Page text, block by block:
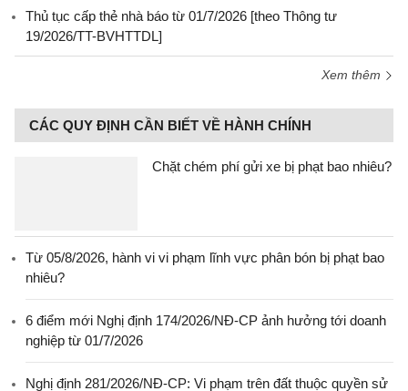
Thủ tục cấp thẻ nhà báo từ 01/7/2026 [theo Thông tư
19/2026/TT-BVHTTDL]
Xem thêm
CÁC QUY ĐỊNH CẦN BIẾT VỀ HÀNH CHÍNH
Chặt chém phí gửi xe bị phạt bao nhiêu?
Từ 05/8/2026, hành vi vi phạm lĩnh vực phân bón bị phạt bao
nhiêu?
6 điểm mới Nghị định 174/2026/NĐ-CP ảnh hưởng tới doanh
nghiệp từ 01/7/2026
Nghị định 281/2026/NĐ-CP: Vi phạm trên đất thuộc quyền sử